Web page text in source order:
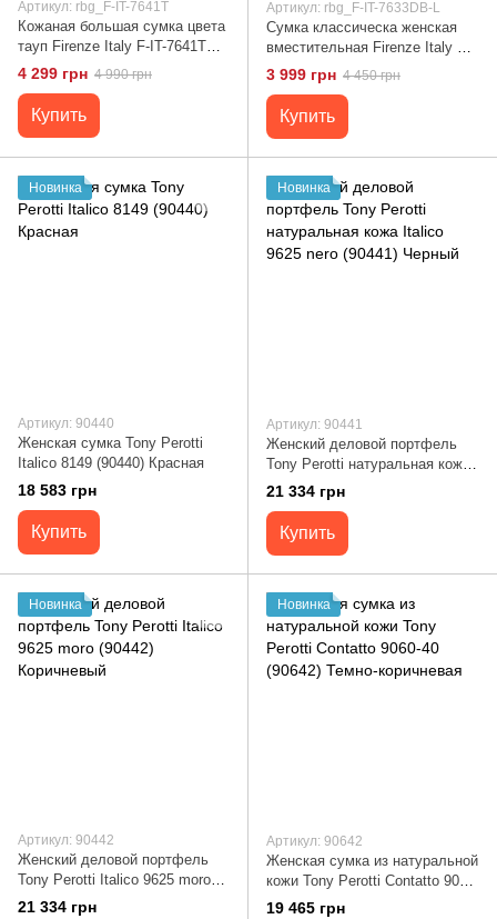
Артикул: rbg_F-IT-7641T
Кожаная большая сумка цвета
тауп Firenze Italy F-IT-7641T
тауп
4 299 грн 4 990 грн
Купить
Артикул: rbg_F-IT-7633DB-L
Сумка классическа женская
вместительная Firenze Italy F-
IT-7633DB-L Коричневый
3 999 грн 4 450 грн
Купить
Новинка
Артикул: 90440
Женская сумка Tony Perotti
Italico 8149 (90440) Красная
18 583 грн
Купить
Новинка
Артикул: 90441
Женский деловой портфель
Tony Perotti натуральная кожа
Italico 9625 nero (90441)
21 334 грн
Купить
Новинка
Артикул: 90442
Женский деловой портфель
Tony Perotti Italico 9625 moro
(90442) Коричневый
21 334 грн
Новинка
Артикул: 90642
Женская сумка из натуральной
кожи Tony Perotti Contatto 9060-
40 (90642) Темно-коричневая
19 465 грн